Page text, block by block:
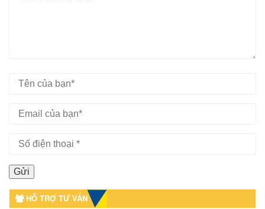
HỖ TRỢ TƯ VẤN